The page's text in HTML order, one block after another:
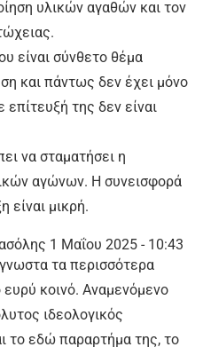
υλικών αγαθών και τον
είναι σύνθετο θέμα
και πάντως δεν έχει μόνο
της δεν είναι
να σταματήσει η
αγώνων. Η συνεισφορά
είναι μικρή.
1 Μαΐου 2025 - 10:43
τα περισσότερα
κοινό. Αναμενόμενο
ιδεολογικός
το εδώ παραρτήμα της, το